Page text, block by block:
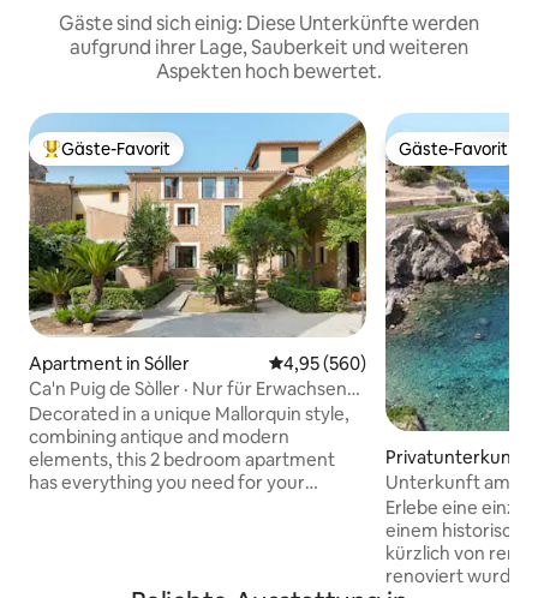
Gäste sind sich einig: Diese Unterkünfte werden
aufgrund ihrer Lage, Sauberkeit und weiteren
Aspekten hoch bewertet.
Beliebter Gäste-Favorit.
Gäste-Favorit
Apartment in Sóller Durchschnittliche Bewertung:
4,95 (560)
Ca'n Puig de Sòller · Nur für Erwachsene
(+12), Apartm...
Decorated in a unique Mallorquin style,
combining antique and modern
elements, this 2 bedroom apartment
has everything you need for your
Gäste-Favorit
Gäste-Favorit
Privatunterkunft
ufar
Unterkunft am
direktem
Erlebe eine
einem
kürzlich von
renoviert wurde.